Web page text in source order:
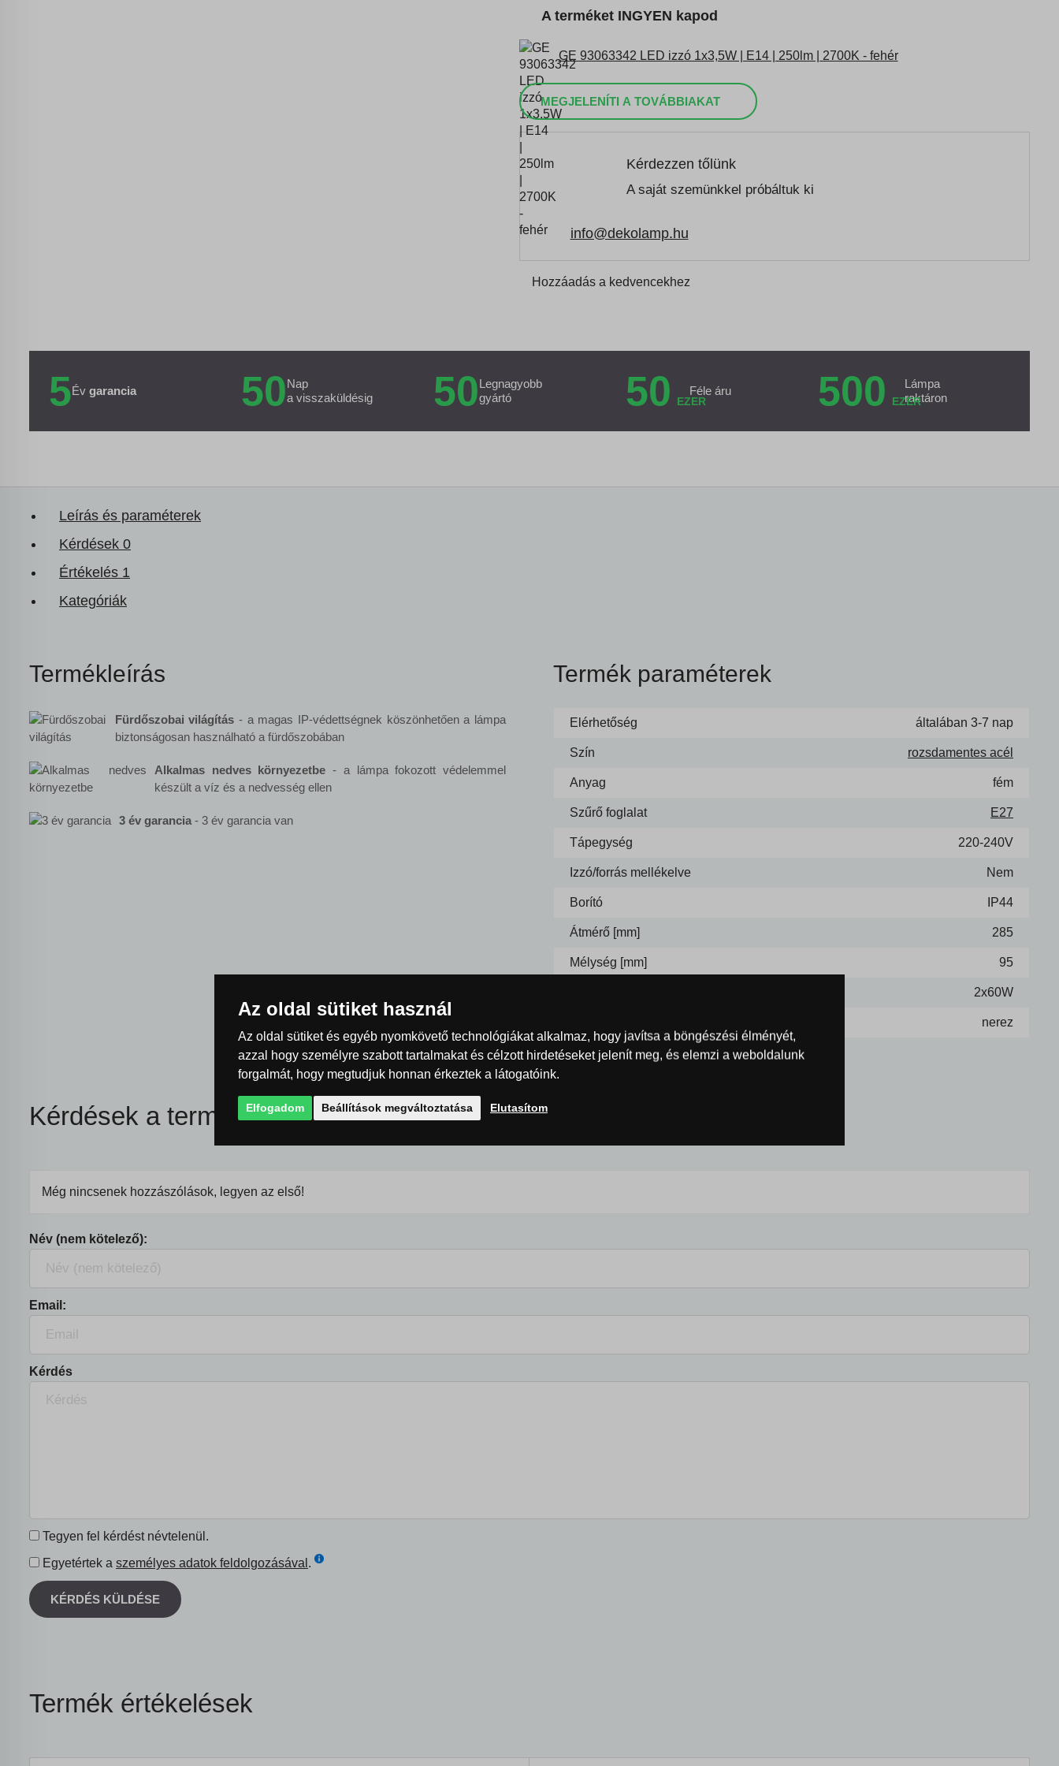
A terméket INGYEN kapod
GE 93063342 LED izzó 1x3,5W | E14 | 250lm | 2700K - fehér
MEGJELENÍTI A TOVÁBBIAKAT
Kérdezzen tőlünk
A saját szemünkkel próbáltuk ki
info@dekolamp.hu
Hozzáadás a kedvencekhez
5Év garancia 50Nap
a visszaküldésig
50Legnagyobb
gyártó
50 EZER
Féle áru 500 EZER
Lámpa
raktáron
Leírás és paraméterek
Kérdések 0
Értékelés 1
Kategóriák
Termékleírás
Fürdőszobai világítás - a magas IP-védettségnek köszönhetően a lámpa
biztonságosan használható a fürdőszobában
Alkalmas nedves környezetbe - a lámpa fokozott védelemmel
készült a víz és a nedvesség ellen
3 év garancia - 3 év garancia van
Termék paraméterek
Elérhetőség általában 3-7 nap
Szín rozsdamentes acél
Anyag fém
Szűrő foglalat E27
Tápegység 220-240V
Izzó/forrás mellékelve Nem
Borító IP44
Átmérő [mm] 285
Mélység [mm] 95
2x60W
nerez
Kérdések a termékkel kapcsolatban
Még nincsenek hozzászólások, legyen az első!
Név (nem kötelező):
Email:
Kérdés
Tegyen fel kérdést névtelenül.
Egyetértek a személyes adatok feldolgozásával .
KÉRDÉS KÜLDÉSE
Termék értékelések
Az oldal sütiket használ
Az oldal sütiket és egyéb nyomkövető technológiákat alkalmaz, hogy javítsa a böngészési élményét,
azzal hogy személyre szabott tartalmakat és célzott hirdetéseket jelenít meg, és elemzi a weboldalunk
forgalmát, hogy megtudjuk honnan érkeztek a látogatóink.
Elfogadom Beállítások megváltoztatása Elutasítom